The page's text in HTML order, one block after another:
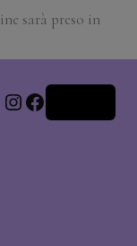
sarà preso in
Instagram
Facebook